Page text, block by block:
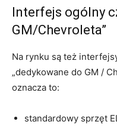
Interfejs ogólny
GM/Chevroleta”
Na rynku są też
„dedykowane do GM /
oznacza to:
standardowy sprzęt